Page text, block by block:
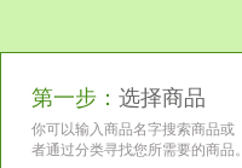
第一步： 选择商品
你可以输入商品名字搜索商品或
者通过分类寻找您所需要的商品。